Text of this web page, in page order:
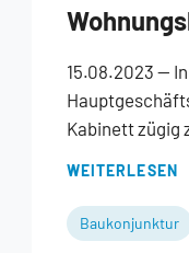
15.08.2023 —
Kabinett zügig
WEITERLESEN
Baukonjunktur